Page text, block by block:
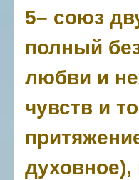
5– союз
полный
любви и
чувств и